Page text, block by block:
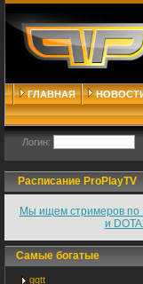
ГЛАВНАЯ
Логин:
Расписание ProPlayTV
Мы ищем стримеров по
и
Самые богатые
ggtt